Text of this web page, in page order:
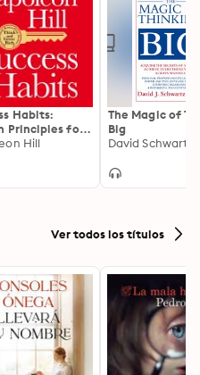
Habits:
Principles for
Wealth,
Hill
The Magic of
Big
David Schwartz
Ver todos los títulos